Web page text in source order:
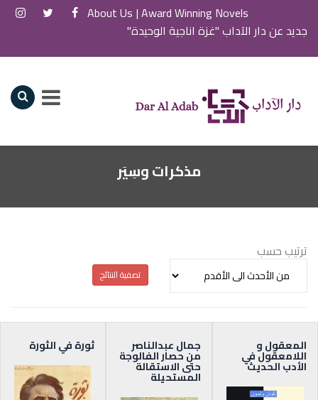
Award Winning Novels |
About Us
جديد عن دار الآداب "غزة اناجية الوحيدة"
مذكرات وسِيَر
ترتيب حسب
تصفية النتائج
المعقول و
اللامعقول في
الأدب الحديث
جمال عبدالناصر
من حصار الفالوجة
حتى الاستقالة
المستحيلة
ثورة في الثورة